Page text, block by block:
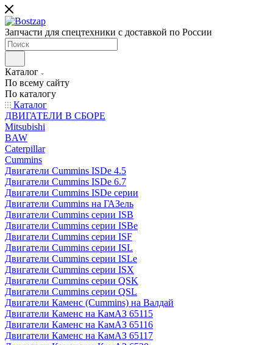
Запчасти для спецтехники с доставкой по России
Каталог
По всему сайту
По каталогу
Каталог
ДВИГАТЕЛИ В СБОРЕ
Mitsubishi
BAW
Caterpillar
Cummins
Двигатели Cummins ISDe 4.5
Двигатели Cummins ISDe 6.7
Двигатели Cummins ISDe серии
Двигатели Cummins на ГАЗель
Двигатели Cummins серии ISB
Двигатели Cummins серии ISBe
Двигатели Cummins серии ISF
Двигатели Cummins серии ISL
Двигатели Cummins серии ISLe
Двигатели Cummins серии ISX
Двигатели Cummins серии QSK
Двигатели Cummins серии QSL
Двигатели Каменс (Cummins) на Валдай
Двигатели Каменс на КамАЗ 65115
Двигатели Каменс на КамАЗ 65116
Двигатели Каменс на КамАЗ 65117